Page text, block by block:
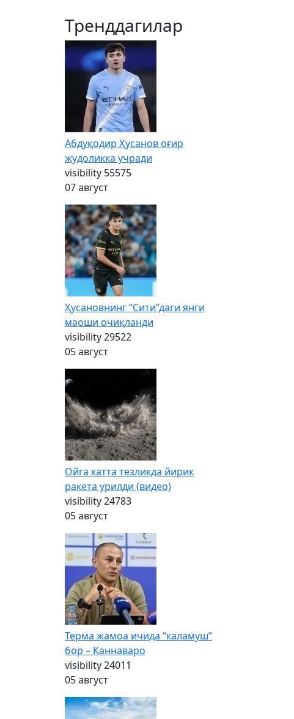
Тренддагилар
Абдуқодир Ҳусанов оғир
жудоликка учради
visibility 55575
07 август
Ҳусановнинг “Сити”даги янги
маоши очиқланди
visibility29522
05 август
Ойга катта тезликда йирик
ракета урилди (видео)
visibility24783
05 август
Терма жамоа ичида “каламуш”
бор – Каннаваро
visibility24011
05 август